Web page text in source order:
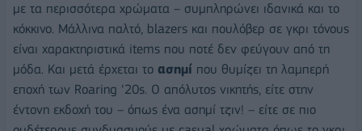
με τα περισσότερα χρώματα – συμπληρώνει ιδανικά και το
κόκκινο. Μάλλινα παλτό, blazers και πουλόβερ σε γκρι τόνους
είναι χαρακτηριστικά items που ποτέ δεν φεύγουν από τη
μόδα. Και μετά έρχεται το ασημί που θυμίζει τη λαμπερή
εποχή των Roaring ‘20s. Ο απόλυτος νικητής, είτε στην
έντονη εκδοχή του – όπως ένα ασημί τζιν! – είτε σε πιο